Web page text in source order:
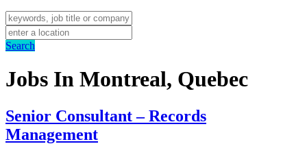
Search
Jobs In Montreal, Quebec
Senior Consultant – Records
Management